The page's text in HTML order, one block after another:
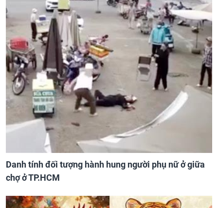
Danh tính đối tượng hành hung người phụ nữ ở giữa
chợ ở TP.HCM